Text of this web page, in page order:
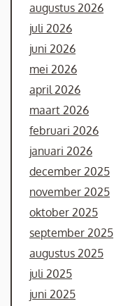
augustus 2026
juli 2026
juni 2026
mei 2026
april 2026
maart 2026
februari 2026
januari 2026
december 2025
november 2025
oktober 2025
september 2025
augustus 2025
juli 2025
juni 2025